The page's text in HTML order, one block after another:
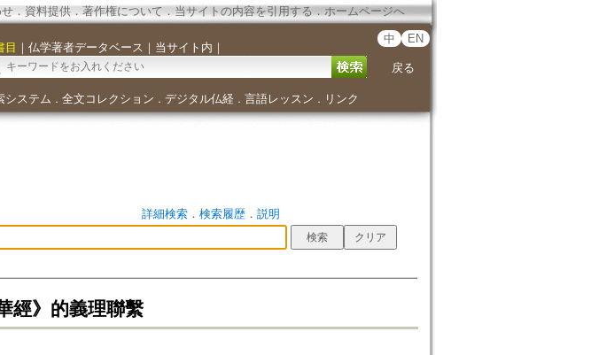
． 資料提供． 著作権について．当サイトの内容を引用する ． ホームページへ
目 ｜ 仏学著者データベース ｜ 当サイト内 ｜
中 EN
戻る
システム ． 全文コレクション ． デジタル仏経． 言語レッスン ． リンク
詳細検索． 検索履歴． 説明
經》的義理聯繫